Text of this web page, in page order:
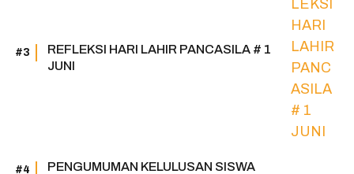
REFLEKSI HARI LAHIR PANCASILA # 1
JUNI
PENGUMUMAN KELULUSAN SISWA